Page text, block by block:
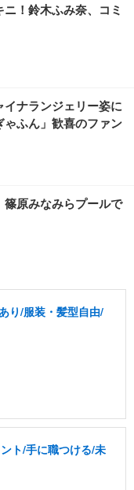
！鈴木ふみ奈、コミ
ナランジェリー姿に
ゃふん」歓喜のファン
原みなみらプールで
り/服装・髪型自由/
ト/手に職つける/未